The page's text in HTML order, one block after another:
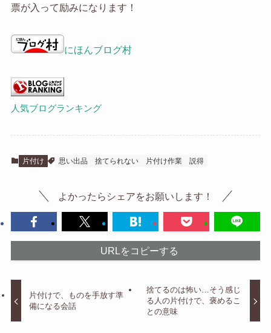
票が入って励みになります！
にほんブログ村
人気ブログランキング
片付け 思い出品 捨てられない 片付け作業 説得
よかったらシェアをお願いします！
URLをコピーする
片付けで、ものを手放す準
備になる会話
捨てるのは怖い…そう感じ
る人の片付けで、褒めるこ
との意味